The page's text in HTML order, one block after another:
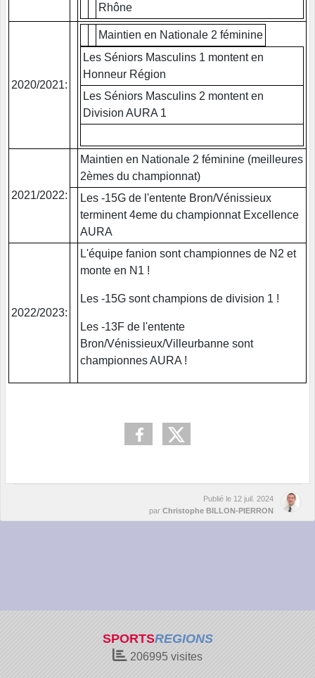
Rhône
2020/2021:
Maintien en Nationale 2 féminine
Les Séniors Masculins 1 montent en
Honneur Région
Les Séniors Masculins 2 montent en
Division AURA 1
2021/2022:
Maintien en Nationale 2 féminine (meilleures
2èmes du championnat)
Les -15G de l'entente Bron/Vénissieux
terminent 4eme du championnat Excellence
AURA
2022/2023:
L'équipe fanion sont championnes de N2 et
monte en N1 !
Les -15G sont champions de division 1 !
Les -13F de l'entente
Bron/Vénissieux/Villeurbanne sont
championnes AURA !
Publié le 12 juil. 2024
par Christophe BILLON-PIERRON
SPORTSREGIONS
206995 visites